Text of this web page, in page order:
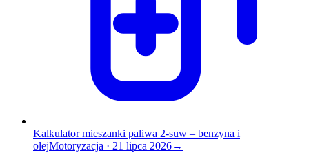
Kalkulator mieszanki paliwa 2-suw – benzyna i
olejMotoryzacja · 21 lipca 2026→